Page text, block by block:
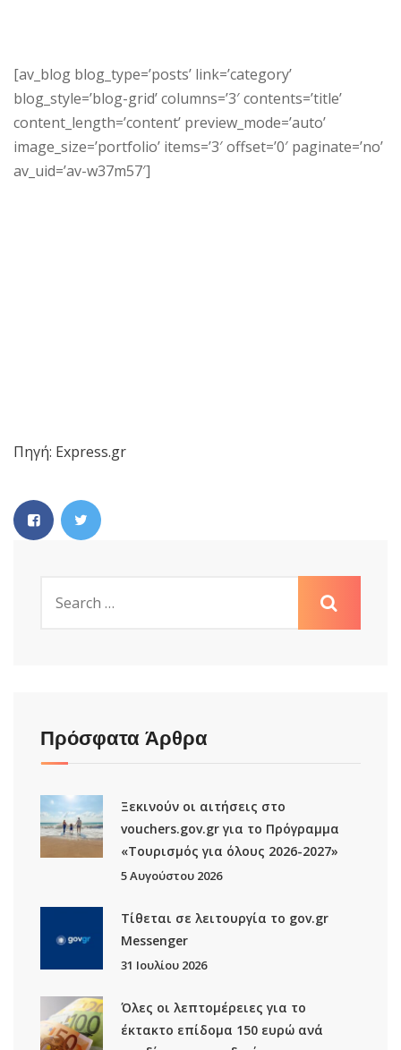
[av_blog blog_type=’posts’ link=’category’
blog_style=’blog-grid’ columns=’3′ contents=’title’
content_length=’content’ preview_mode=’auto’
image_size=’portfolio’ items=’3′ offset=’0′ paginate=’no’
av_uid=’av-w37m57′]
Πηγή: Express.gr
Πρόσφατα Άρθρα
Ξεκινούν οι αιτήσεις στο
vouchers.gov.gr για το Πρόγραμμα
«Τουρισμός για όλους 2026-2027»
5 Αυγούστου 2026
Τίθεται σε λειτουργία το gov.gr
Μessenger
31 Ιουλίου 2026
Όλες οι λεπτομέρειες για το
έκτακτο επίδομα 150 ευρώ ανά